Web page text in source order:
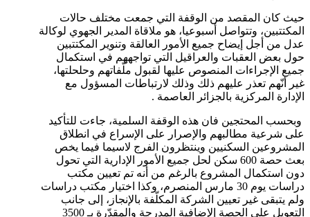
حيث كان المقصد من الوقفة التي جمعت مختلف حالات
المكتتبين، وتتواصل أسبوعيا، هو ملاقاة المدير الجهوي لوكالة
عدل من أجل إيضاح جميع الأمور العالقة وتنوير المكتتبين
حول بعض العقبات والعراقيل التي تواجههم في استكمال
جميع الإجراءات المنصوص عليها لقبول ملّفاتهم وحلحلتها،
غير أنّهم تعذر عليهم ذلك وذلك لارتباطات المسؤول مع
الإدارة المركزية بالجزائر العاصمة .
وبحسب المحتجين فان هذه الوقفة السلمية، جاءت للتأكيد
على شرعية مطالبهم والإصرار على الإسراع في انطلاق
المشروعين السكنيين وينتظرون الفرج لاسيما فيما يخص
بعث حصة 600 سكن لحل جميع الأمور الإدارية التي تحول
دون استكمال المشروع بالرغم من أنه تم تعيين مكتب
دراسات يوم 30 مارس المنصرم، وكذا اختيار مكتب دراسات
ولم يتبقى غير تعيين الشركة المكلّفة بالإنجاز، إلى جانب
التعويل على الحصة إلإضافية المدرجة والمقدّرة بـ 3500